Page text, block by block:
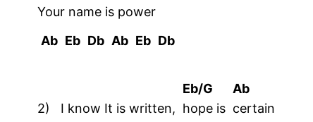
Your name is power
Ab Eb Db Ab Eb Db
2) I know It is written,
Eb/G
hope is
Ab
certain